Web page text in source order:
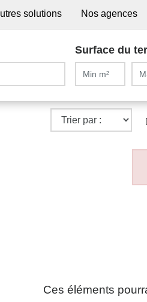
solutions Nos agences
Surface du
Ces éléments